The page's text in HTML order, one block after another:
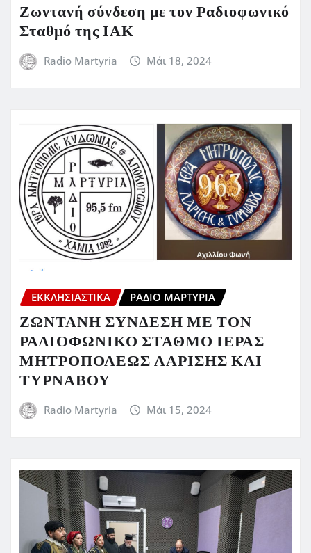
Ζωντανή σύνδεση με τον Ραδιοφωνικό
Σταθμό της ΙΑΚ
Radio Martyria Μάι 18, 2024
ΕΚΚΛΗΣΙΑΣΤΙΚΆ ΡΆΔΙΟ ΜΑΡΤΥΡΊΑ
ΖΩΝΤΑΝΗ ΣΥΝΔΕΣΗ ΜΕ ΤΟΝ
ΡΑΔΙΟΦΩΝΙΚΟ ΣΤΑΘΜΟ ΙΕΡΑΣ
ΜΗΤΡΟΠΟΛΕΩΣ ΛΑΡΙΣΗΣ ΚΑΙ
ΤΥΡΝΑΒΟΥ
Radio Martyria Μάι 15, 2024